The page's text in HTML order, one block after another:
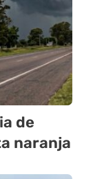
de
naranja